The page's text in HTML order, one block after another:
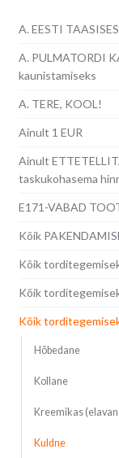
A. EESTI
A. PULMATORDI
kaunistamiseks
A. TERE, KOOL!
Ainult 1 EUR
Ainult
taskukohasema
E171-VABAD
Kõik
Kõik
Kõik
Kõik
Hõbedane
Kollane
Kreemikas
Kuldne